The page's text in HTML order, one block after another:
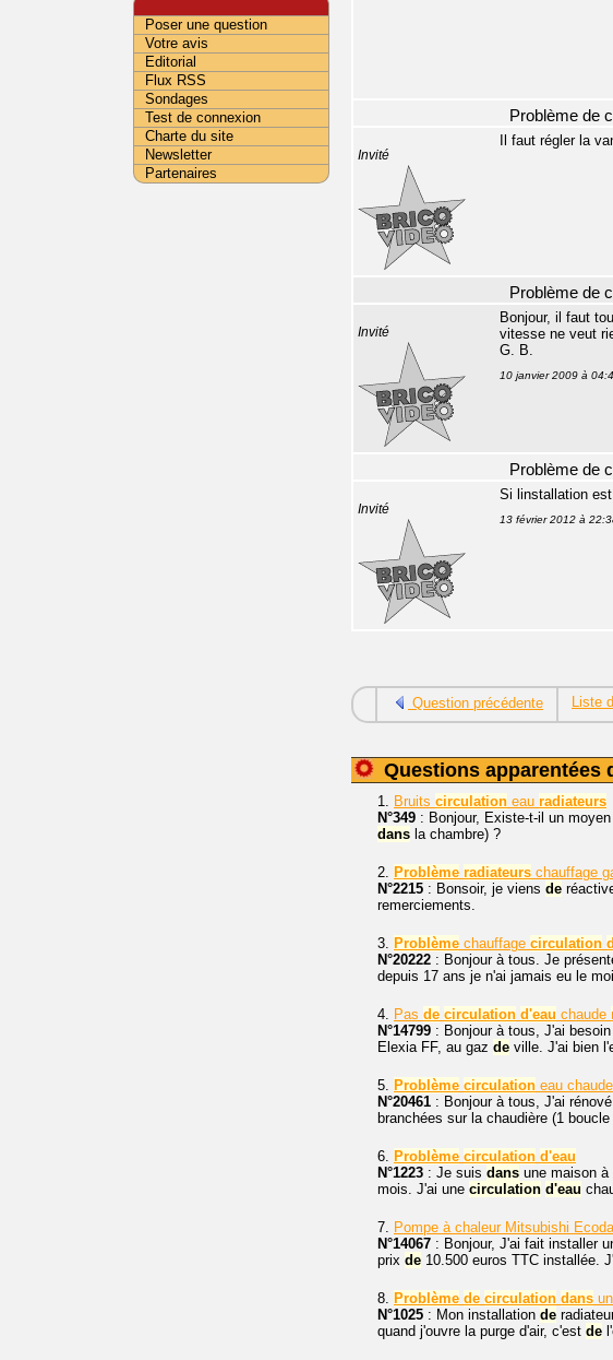
Problème de
Invité
Il faut régler la
Problème de
Invité
Bonjour, il faut
vitesse ne veut
G. B.
10 janvier 2009 à
Problème de
Invité
Si linstallation
13 février 2012 à
Question précédente Liste
Questions apparentées
1. Bruits circulation eau radiateurs
N°349 : Bonjour, Existe-t-il un
dans la chambre) ?
2. Problème radiateurs chauffage
N°2215 : Bonsoir, je viens de
remerciements.
3. Problème chauffage circulation
N°20222 : Bonjour à tous. Je
depuis 17 ans je n'ai jamais eu le
4. Pas de circulation d'eau chaude
N°14799 : Bonjour à tous, J'ai
Elexia FF, au gaz de ville. J'ai bien
5. Problème circulation eau
N°20461 : Bonjour à tous, J'ai
branchées sur la chaudière (1 boucle
6. Problème circulation d'eau
N°1223 : Je suis dans une maison
mois. J'ai une circulation d'eau
7. Pompe à chaleur Mitsubishi
N°14067 : Bonjour, J'ai fait installer
prix de 10.500 euros TTC installée.
8. Problème de circulation dans
N°1025 : Mon installation de
quand j'ouvre la purge d'air, c'est de
Poser une question
Votre avis
Editorial
Flux RSS
Sondages
Test de connexion
Charte du site
Newsletter
Partenaires